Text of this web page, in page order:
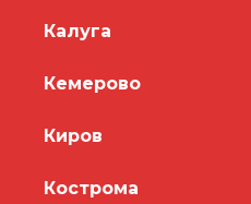
Калуга
Кемерово
Киров
Кострома